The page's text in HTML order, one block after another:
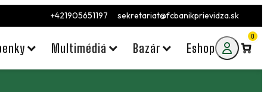
+421905651197 sekretariat@fcbanikprievidza.sk
Multimédiá Bazár Eshop
0